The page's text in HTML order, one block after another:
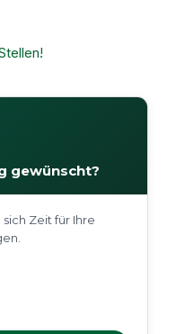
gewünscht?
Zeit für Ihre